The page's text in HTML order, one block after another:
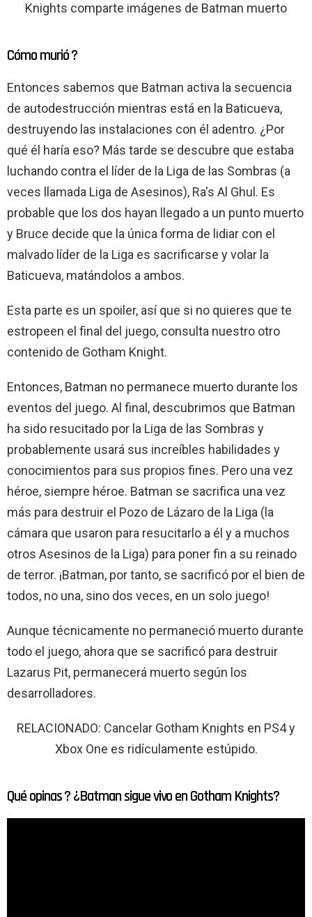
Knights comparte imágenes de Batman muerto
Cómo murió ?
Entonces sabemos que Batman activa la secuencia
de autodestrucción mientras está en la Baticueva,
destruyendo las instalaciones con él adentro. ¿Por
qué él haría eso? Más tarde se descubre que estaba
luchando contra el líder de la Liga de las Sombras (a
veces llamada Liga de Asesinos), Ra's Al Ghul. Es
probable que los dos hayan llegado a un punto muerto
y Bruce decide que la única forma de lidiar con el
malvado líder de la Liga es sacrificarse y volar la
Baticueva, matándolos a ambos.
Esta parte es un spoiler, así que si no quieres que te
estropeen el final del juego, consulta nuestro otro
contenido de Gotham Knight.
Entonces, Batman no permanece muerto durante los
eventos del juego. Al final, descubrimos que Batman
ha sido resucitado por la Liga de las Sombras y
probablemente usará sus increíbles habilidades y
conocimientos para sus propios fines. Pero una vez
héroe, siempre héroe. Batman se sacrifica una vez
más para destruir el Pozo de Lázaro de la Liga (la
cámara que usaron para resucitarlo a él y a muchos
otros Asesinos de la Liga) para poner fin a su reinado
de terror. ¡Batman, por tanto, se sacrificó por el bien de
todos, no una, sino dos veces, en un solo juego!
Aunque técnicamente no permaneció muerto durante
todo el juego, ahora que se sacrificó para destruir
Lazarus Pit, permanecerá muerto según los
desarrolladores.
RELACIONADO: Cancelar Gotham Knights en PS4 y
Xbox One es ridículamente estúpido.
Qué opinas ? ¿Batman sigue vivo en Gotham Knights?